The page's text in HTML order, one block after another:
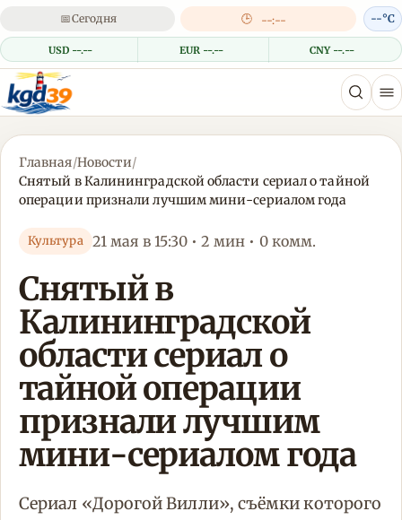
📅Сегодня 🕒 --:--
USD --.-- EUR --.-- CNY --.--
--°C
Главная/Новости/
Снятый в Калининградской области сериал о тайной
операции признали лучшим мини-сериалом года
Культура 21 мая в 15:30 • 2 мин • 0 комм.
Снятый в
Калининградской
области сериал о
тайной операции
признали лучшим
мини-сериалом года
Сериал «Дорогой Вилли», съёмки которого